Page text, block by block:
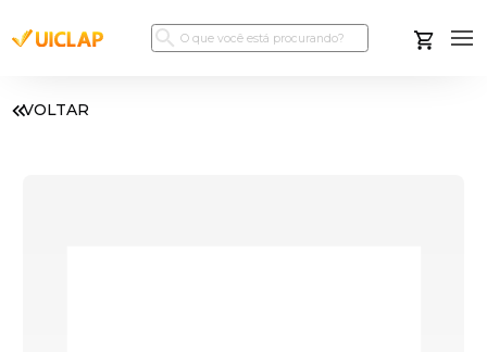
VOLTAR